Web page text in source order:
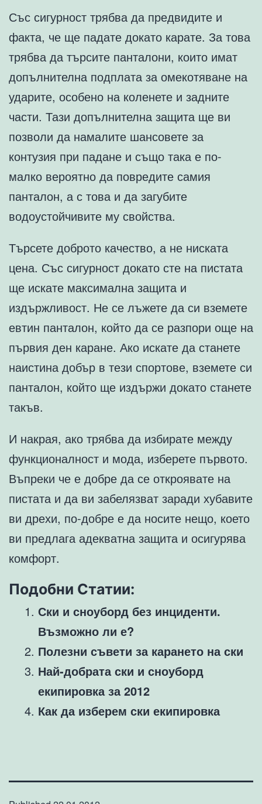
Със сигурност трябва да предвидите и
факта, че ще падате докато карате. За това
трябва да търсите панталони, които имат
допълнителна подплата за омекотяване на
ударите, особено на коленете и задните
части. Тази допълнителна защита ще ви
позволи да намалите шансовете за
контузия при падане и също така е по-
малко вероятно да повредите самия
панталон, а с това и да загубите
водоустойчивите му свойства.
Търсете доброто качество, а не ниската
цена. Със сигурност докато сте на пистата
ще искате максимална защита и
издържливост. Не се лъжете да си вземете
евтин панталон, който да се разпори още на
първия ден каране. Ако искате да станете
наистина добър в тези спортове, вземете си
панталон, който ще издържи докато станете
такъв.
И накрая, ако трябва да избирате между
функционалност и мода, изберете първото.
Въпреки че е добре да се откроявате на
пистата и да ви забелязват заради хубавите
ви дрехи, по-добре е да носите нещо, което
ви предлага адекватна защита и осигурява
комфорт.
Подобни Статии:
Ски и сноуборд без инциденти.
Възможно ли е?
Полезни съвети за карането на ски
Най-добрата ски и сноуборд
екипировка за 2012
Как да изберем ски екипировка